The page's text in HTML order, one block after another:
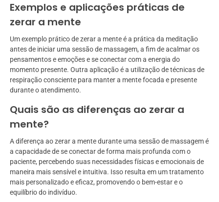
Exemplos e aplicações práticas de
zerar a mente
Um exemplo prático de zerar a mente é a prática da meditação
antes de iniciar uma sessão de massagem, a fim de acalmar os
pensamentos e emoções e se conectar com a energia do
momento presente. Outra aplicação é a utilização de técnicas de
respiração consciente para manter a mente focada e presente
durante o atendimento.
Quais são as diferenças ao zerar a
mente?
A diferença ao zerar a mente durante uma sessão de massagem é
a capacidade de se conectar de forma mais profunda com o
paciente, percebendo suas necessidades físicas e emocionais de
maneira mais sensível e intuitiva. Isso resulta em um tratamento
mais personalizado e eficaz, promovendo o bem-estar e o
equilíbrio do indivíduo.